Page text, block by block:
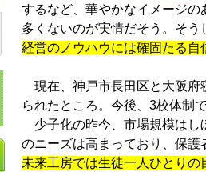
するなど、華やかなイメージ
多くないのが実情だそう。そう
経営のノウハウには確固たる自
現在、神戸市長田区と大阪府
られたところ。今後、3校体制
少子化の昨今、市場規模はし
のニーズは高まっており、保護
未来工房では生徒一人ひとり